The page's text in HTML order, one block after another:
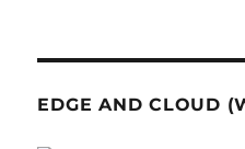
EDGE AND CLOUD